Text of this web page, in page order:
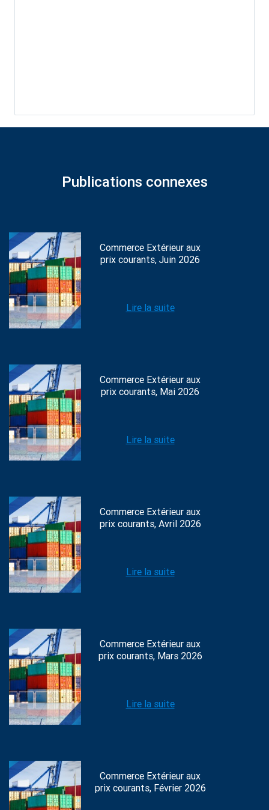
Publications connexes
Commerce Extérieur aux
prix courants, Juin 2026
Lire la suite
Commerce Extérieur aux
prix courants, Mai 2026
Lire la suite
Commerce Extérieur aux
prix courants, Avril 2026
Lire la suite
Commerce Extérieur aux
prix courants, Mars 2026
Lire la suite
Commerce Extérieur aux
prix courants, Février 2026